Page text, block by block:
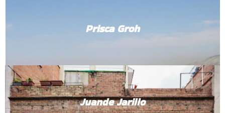
Prisca Groh
Juande Jarillo